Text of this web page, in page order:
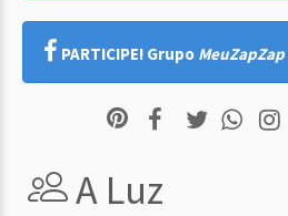
PARTICIPE! Grupo MeuZapZap
A Luz